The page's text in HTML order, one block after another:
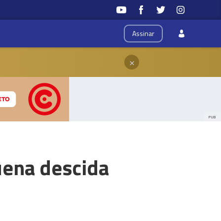
Assinar
×
PUB
descida